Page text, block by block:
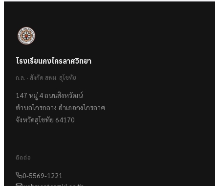
โรงเรียนกงไกรลาศวิทยา
ก.ล. · สังกัด สพม. สุโขทัย
147 หมู่ 4 ถนนสิงหวัฒน์
ตำบลไกรกลาง อำเภอกงไกรลาศ
จังหวัดสุโขทัย 64170
ติดต่อ
0-5569-1221